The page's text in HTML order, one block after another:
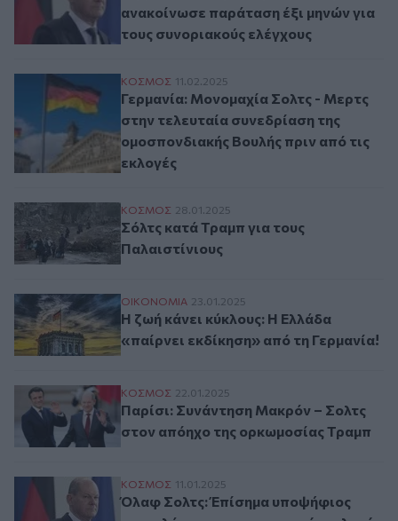
ανακοίνωσε παράταση έξι μηνών για
τους συνοριακούς ελέγχους
Γερμανία: Μονομαχία Σολτς - Μερτς στην
ΚΟΣΜΟΣ 11.02.2025
Γερμανία: Μονομαχία Σολτς - Μερτς
στην τελευταία συνεδρίαση της
ομοσπονδιακής Βουλής πριν από τις
εκλογές
Σόλτς κατά Τραμπ για τους Παλαιστίνιους
ΚΟΣΜΟΣ 28.01.2025
Σόλτς κατά Τραμπ για τους
Παλαιστίνιους
Η ζωή κάνει κύκλους: Η Ελλάδα «παίρνει
ΟΙΚΟΝΟΜΙΑ 23.01.2025
Η ζωή κάνει κύκλους: Η Ελλάδα
«παίρνει εκδίκηση» από τη Γερμανία!
Παρίσι: Συνάντηση Μακρόν – Σολτς
ΚΟΣΜΟΣ 22.01.2025
Παρίσι: Συνάντηση Μακρόν – Σολτς
στον απόηχο της ορκωμοσίας Τραμπ
Όλαφ Σολτς: Έπίσημα υποψήφιος
ΚΟΣΜΟΣ 11.01.2025
Όλαφ Σολτς: Έπίσημα υποψήφιος